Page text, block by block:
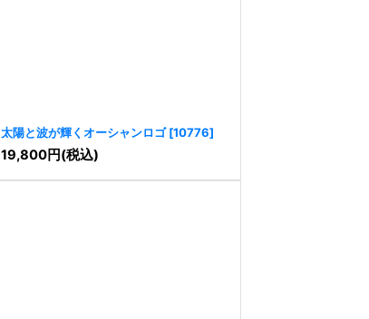
太陽と波が輝くオーシャンロゴ [10776]
19,800円(税込)